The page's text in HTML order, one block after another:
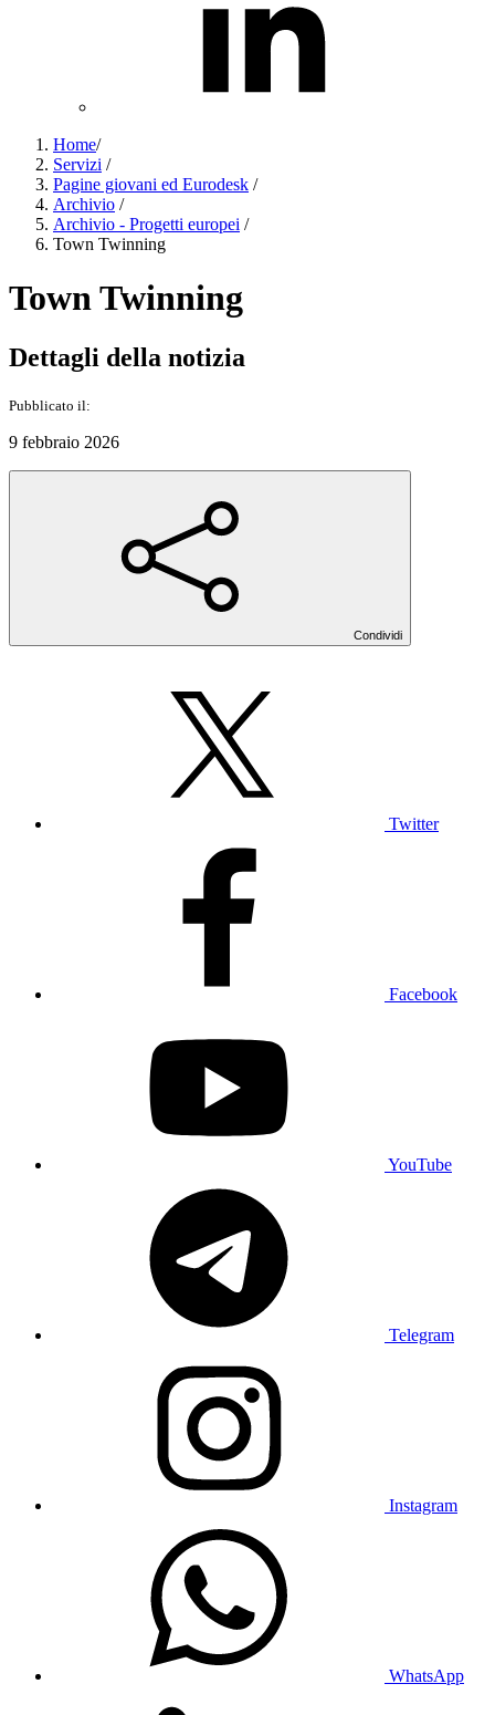
Home/
Servizi /
Pagine giovani ed Eurodesk /
Archivio /
Archivio - Progetti europei /
Town Twinning
Town Twinning
Dettagli della notizia
Pubblicato il:
9 febbraio 2026
Condividi
Twitter
Facebook
YouTube
Telegram
Instagram
WhatsApp